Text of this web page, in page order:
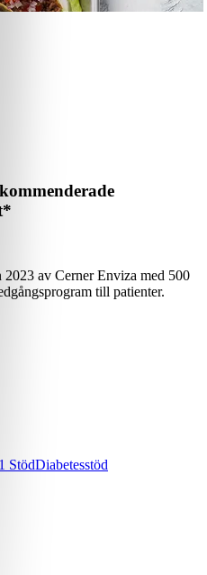
av Cerner Enviza med 500
till patienter.
StödDiabetesstöd